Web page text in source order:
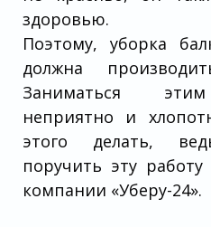
здоровью.
Поэтому, уборка
должна
Заниматься этим
неприятно и
этого делать,
поручить эту
компании «Уберу-24».